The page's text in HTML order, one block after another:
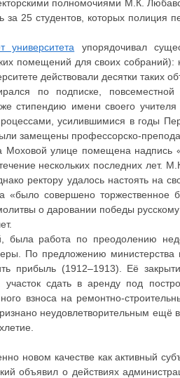
полномочиями М.К.
25 студентов, которых полиция
университета упорядочивал
помещений для своих
действовали десятки таких
по подписке, повсеместной
стипендию имени своего
усилившимися в годы
замещены профессорско-
улице помещена надпись
нескольких последних лет.
ректору удалось настоять на
«было совершено торжественное
о даровании победы
работа по преодолению
По предложению
прибыль (1912–1913). Её
сдать в аренду под
взноса на ремонтно-
неудовлетворительным ещё
новом качестве как активный
объявил о действиях